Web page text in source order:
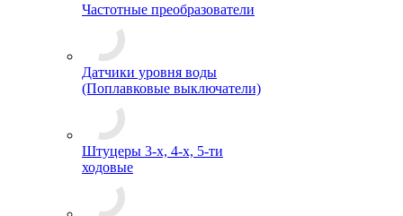
Частотные преобразователи
Датчики уровня воды
(Поплавковые выключатели)
Штуцеры 3-х, 4-х, 5-ти
ходовые